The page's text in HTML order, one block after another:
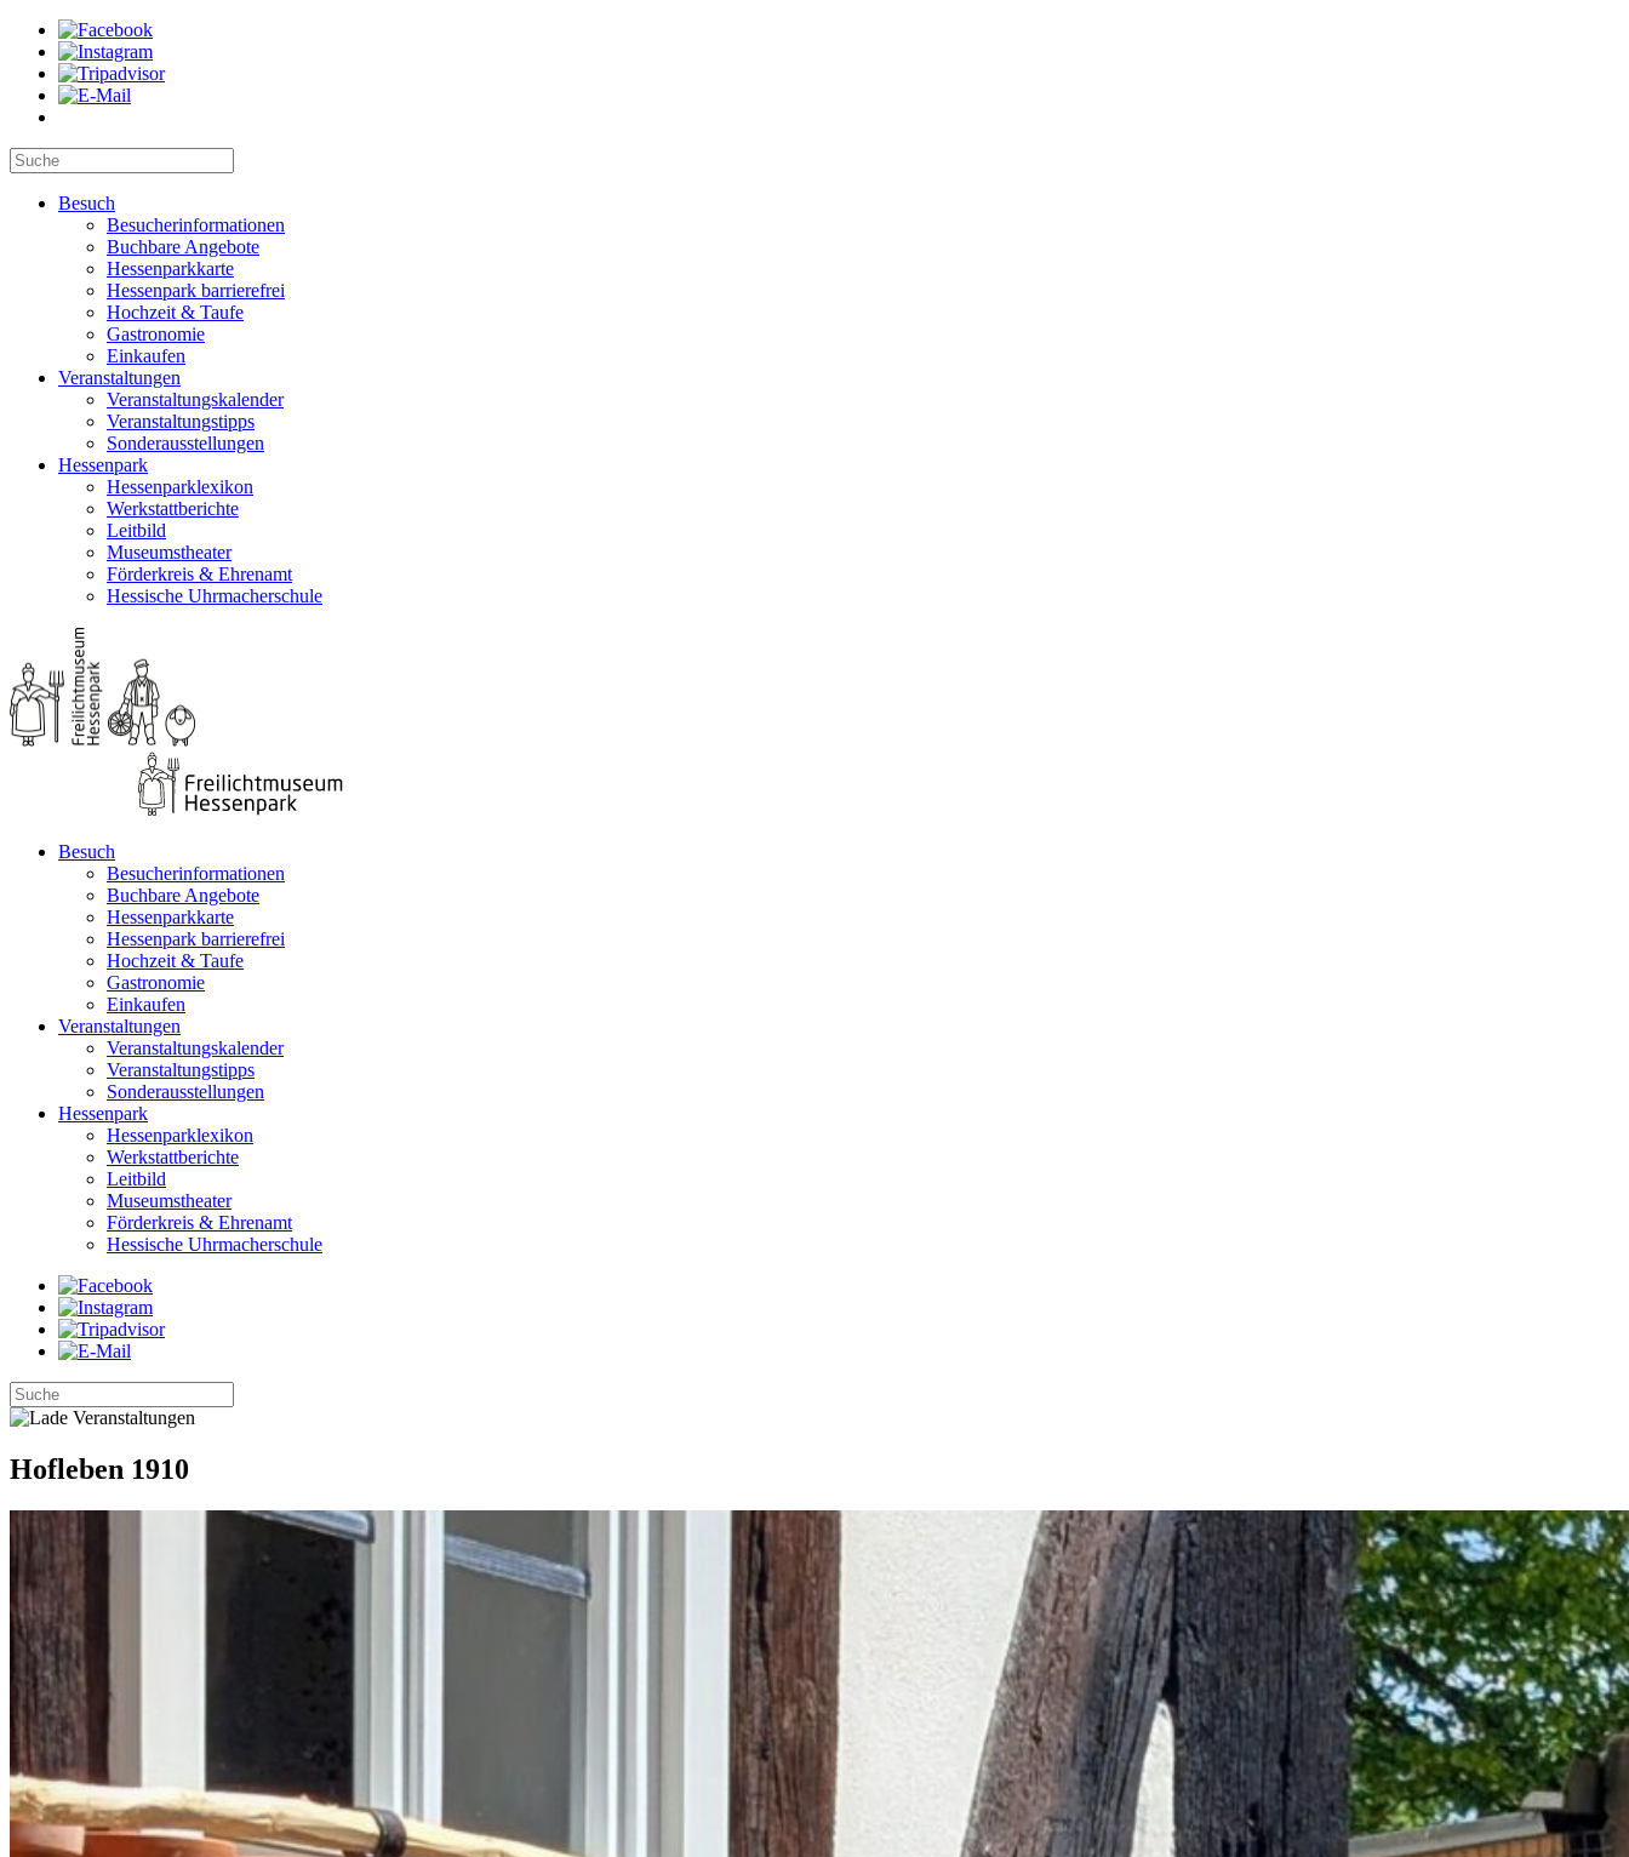
Besuch
Besucherinformationen
Buchbare Angebote
Hessenparkkarte
Hessenpark barrierefrei
Hochzeit & Taufe
Gastronomie
Einkaufen
Veranstaltungen
Veranstaltungskalender
Veranstaltungstipps
Sonderausstellungen
Hessenpark
Hessenparklexikon
Werkstattberichte
Leitbild
Museumstheater
Förderkreis & Ehrenamt
Hessische Uhrmacherschule
Besuch
Besucherinformationen
Buchbare Angebote
Hessenparkkarte
Hessenpark barrierefrei
Hochzeit & Taufe
Gastronomie
Einkaufen
Veranstaltungen
Veranstaltungskalender
Veranstaltungstipps
Sonderausstellungen
Hessenpark
Hessenparklexikon
Werkstattberichte
Leitbild
Museumstheater
Förderkreis & Ehrenamt
Hessische Uhrmacherschule
Hofleben 1910